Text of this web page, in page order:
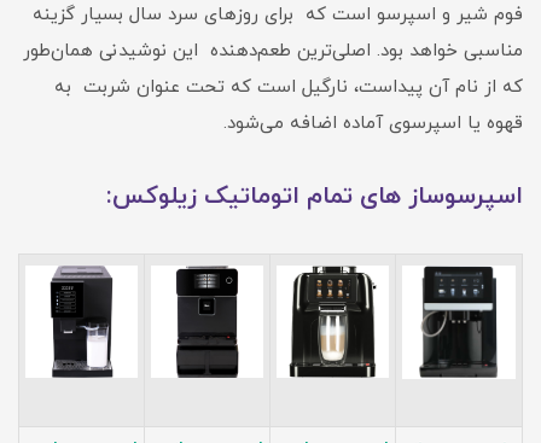
فوم شیر و اسپرسو است که برای روزهای سرد سال بسیار گزینه
مناسبی خواهد بود. اصلی‌ترین طعم‌دهنده این نوشیدنی همان‌طور
که از نام آن پیداست، نارگیل است که تحت عنوان شربت به
قهوه یا اسپرسوی آماده اضافه می‌شود.
اسپرسوساز های تمام اتوماتیک زیلوکس: